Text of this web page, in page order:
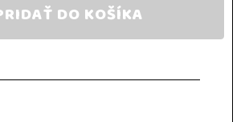
DO KOŠÍKA